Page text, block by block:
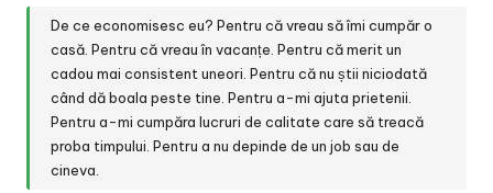
De ce economisesc eu? Pentru că vreau să îmi cumpăr o
casă. Pentru că vreau în vacanțe. Pentru că merit un
cadou mai consistent uneori. Pentru că nu știi niciodată
când dă boala peste tine. Pentru a-mi ajuta prietenii.
Pentru a-mi cumpăra lucruri de calitate care să treacă
proba timpului. Pentru a nu depinde de un job sau de
cineva.